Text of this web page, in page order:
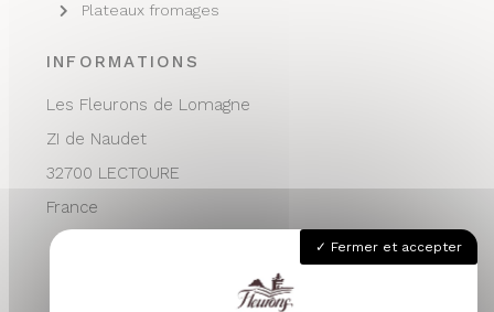
INFORMATIONS
Les Fleurons de Lomagne
ZI de Naudet
32700 LECTOURE
France
contactvpc@fleuronsdelomagne.com
Plateaux fromages
Fermer et accepter